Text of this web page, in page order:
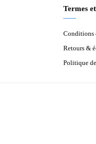
Termes
Conditions
Retours &
Politique